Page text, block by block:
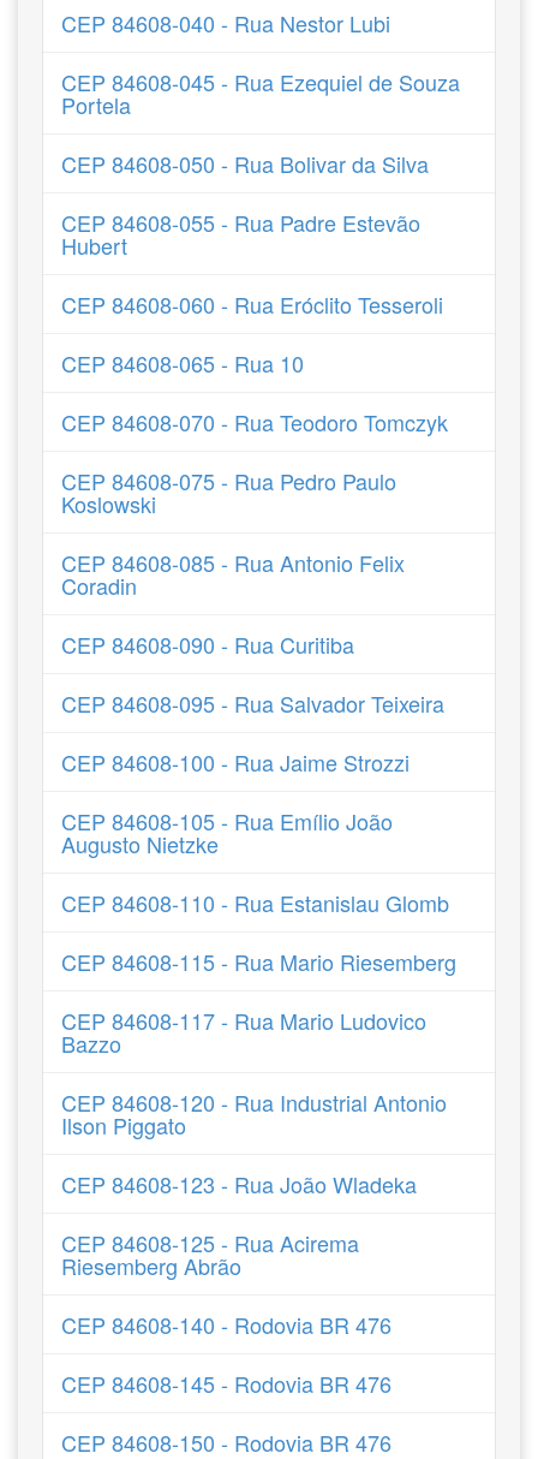
CEP 84608-040 - Rua Nestor Lubi
CEP 84608-045 - Rua Ezequiel de Souza
Portela
CEP 84608-050 - Rua Bolivar da Silva
CEP 84608-055 - Rua Padre Estevão
Hubert
CEP 84608-060 - Rua Eróclito Tesseroli
CEP 84608-065 - Rua 10
CEP 84608-070 - Rua Teodoro Tomczyk
CEP 84608-075 - Rua Pedro Paulo
Koslowski
CEP 84608-085 - Rua Antonio Felix
Coradin
CEP 84608-090 - Rua Curitiba
CEP 84608-095 - Rua Salvador Teixeira
CEP 84608-100 - Rua Jaime Strozzi
CEP 84608-105 - Rua Emílio João
Augusto Nietzke
CEP 84608-110 - Rua Estanislau Glomb
CEP 84608-115 - Rua Mario Riesemberg
CEP 84608-117 - Rua Mario Ludovico
Bazzo
CEP 84608-120 - Rua Industrial Antonio
Ilson Piggato
CEP 84608-123 - Rua João Wladeka
CEP 84608-125 - Rua Acirema
Riesemberg Abrão
CEP 84608-140 - Rodovia BR 476
CEP 84608-145 - Rodovia BR 476
CEP 84608-150 - Rodovia BR 476